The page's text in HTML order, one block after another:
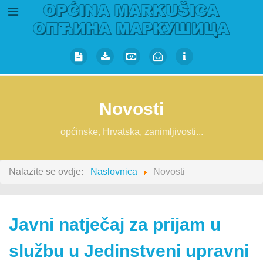
Novosti
općinske, Hrvatska, zanimljivosti...
Nalazite se ovdje: Naslovnica Novosti
Javni natječaj za prijam u
službu u Jedinstveni upravni